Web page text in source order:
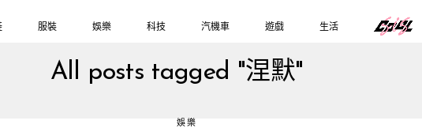
服裝 娛樂 科技 汽機車 遊戲 生活
All posts tagged "涅默"
娛樂